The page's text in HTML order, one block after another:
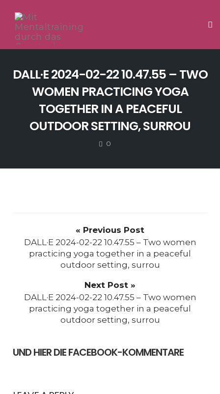
content
DALL·E 2024-02-22 10.47.55 – TWO
WOMEN PRACTICING YOGA
TOGETHER IN A PEACEFUL
OUTDOOR SETTING, SURROU
0
« Previous Post
DALL·E 2024-02-22 10.47.55 – Two women
practicing yoga together in a peaceful
outdoor setting, surrou
Next Post »
DALL·E 2024-02-22 10.47.55 – Two women
practicing yoga together in a peaceful
outdoor setting, surrou
UND HIER DIE FACEBOOK-KOMMENTARE